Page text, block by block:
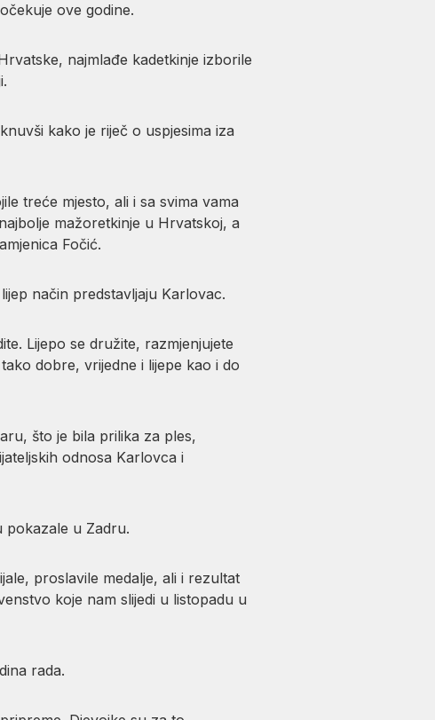
ove godine.
najmlađe kadetkinje izborile
kako je riječ o uspjesima iza
treće mjesto, ali i sa svima vama
mažoretkinje u Hrvatskoj, a
Fočić.
način predstavljaju Karlovac.
Lijepo se družite, razmjenjujete
dobre, vrijedne i lijepe kao i do
što je bila prilika za ples,
odnosa Karlovca i
pokazale u Zadru.
proslavile medalje, ali i rezultat
koje nam slijedi u listopadu u
rada.